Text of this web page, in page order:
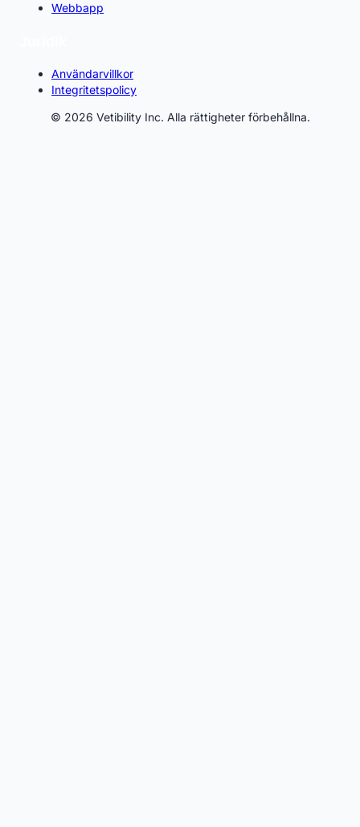
Webbapp
Användarvillkor
Integritetspolicy
© 2026 Vetibility Inc. Alla rättigheter förbehållna.